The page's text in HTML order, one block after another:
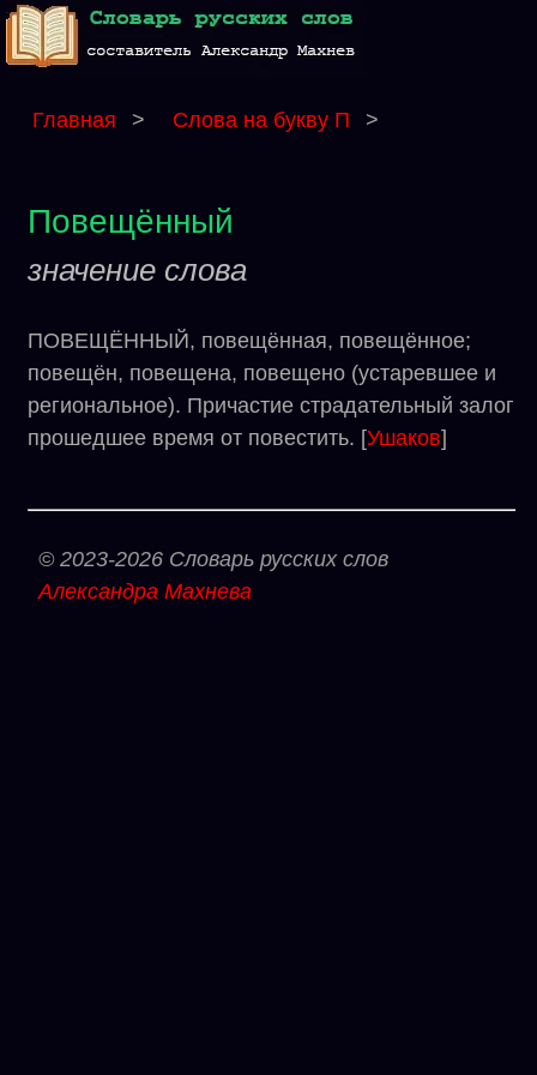
Главная > Слова на букву П >
Повещённый
значение слова
ПОВЕЩЁННЫЙ, повещённая, повещённое;
повещён, повещена, повещено (устаревшее и
региональное). Причастие страдательный залог
прошедшее время от повестить. [Ушаков]
© 2023-2026 Словарь русских слов
Александра Махнева